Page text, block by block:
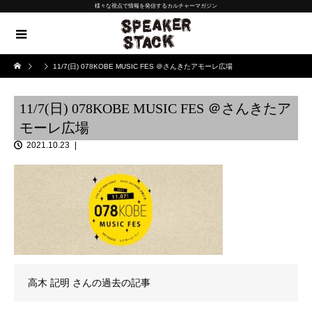
様々な視点で情報を発信するカルチャーマガジン
11/7(日) 078KOBE MUSIC FES ＠さんきたアモーレ広場
11/7(日) 078KOBE MUSIC FES ＠さんきたア
モーレ広場
2021.10.23
高木 記明 さんの過去の記事